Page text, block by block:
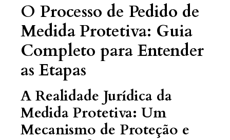
O Processo de Pedido de
Medida Protetiva: Guia
Completo para Entender
as Etapas
A Realidade Jurídica da
Medida Protetiva: Um
Mecanismo de Proteção e